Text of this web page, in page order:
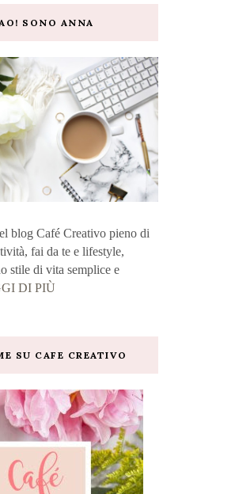
SONO ANNA
blog Café Creativo pieno di
fai da te e lifestyle,
stile di vita semplice e
DI PIÙ
SU CAFE CREATIVO